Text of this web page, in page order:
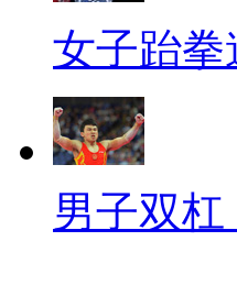
女子跆拳
男子双